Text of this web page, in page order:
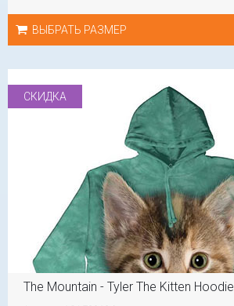
ВЫБРАТЬ РАЗМЕР
СКИДКА
The Mountain - Tyler The Kitten Hoodie